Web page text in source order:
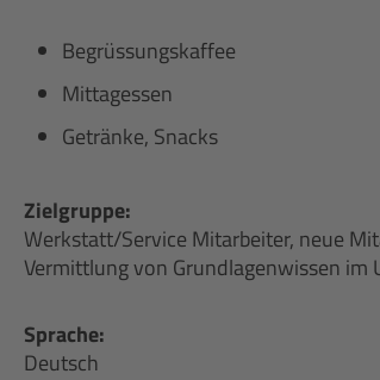
Begrüssungskaffee
Mittagessen
Getränke, Snacks
Zielgruppe:
Werkstatt/Service Mitarbeiter, neue
Vermittlung von Grundlagenwissen im
Sprache:
Deutsch